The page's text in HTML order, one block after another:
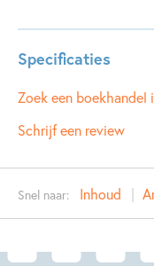
Specificaties
ISBN:
NUR:
Auteur(s): Marco
Illustrator:
Jan De
Uitgever:
Zwijsen
Zoek een boekhandel
Schrijf een review
Snel naar: Inhoud